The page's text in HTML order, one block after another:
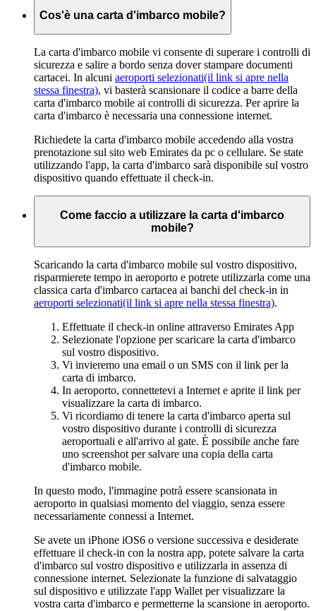
Cos'è una carta d'imbarco mobile?
La carta d'imbarco mobile vi consente di superare i controlli di
sicurezza e salire a bordo senza dover stampare documenti
cartacei. In alcuni aeroporti selezionati(il link si apre nella
stessa finestra), vi basterà scansionare il codice a barre della
carta d'imbarco mobile ai controlli di sicurezza. Per aprire la
carta d'imbarco è necessaria una connessione internet.
Richiedete la carta d'imbarco mobile accedendo alla vostra
prenotazione sul sito web Emirates da pc o cellulare. Se state
utilizzando l'app, la carta d'imbarco sarà disponibile sul vostro
dispositivo quando effettuate il check-in.
Come faccio a utilizzare la carta d'imbarco
mobile?
Scaricando la carta d'imbarco mobile sul vostro dispositivo,
risparmierete tempo in aeroporto e potrete utilizzarla come una
classica carta d'imbarco cartacea ai banchi del check-in in
aeroporti selezionati(il link si apre nella stessa finestra).
Effettuate il check-in online attraverso Emirates App
Selezionate l'opzione per scaricare la carta d'imbarco
sul vostro dispositivo.
Vi invieremo una email o un SMS con il link per la
carta di imbarco.
In aeroporto, connettetevi a Internet e aprite il link per
visualizzare la carta di imbarco.
Vi ricordiamo di tenere la carta d'imbarco aperta sul
vostro dispositivo durante i controlli di sicurezza
aeroportuali e all'arrivo al gate. È possibile anche fare
uno screenshot per salvare una copia della carta
d'imbarco mobile.
In questo modo, l'immagine potrà essere scansionata in
aeroporto in qualsiasi momento del viaggio, senza essere
necessariamente connessi a Internet.
Se avete un iPhone iOS6 o versione successiva e desiderate
effettuare il check-in con la nostra app, potete salvare la carta
d'imbarco sul vostro dispositivo e utilizzarla in assenza di
connessione internet. Selezionate la funzione di salvataggio
sul dispositivo e utilizzate l'app Wallet per visualizzare la
vostra carta d'imbarco e permetterne la scansione in aeroporto.